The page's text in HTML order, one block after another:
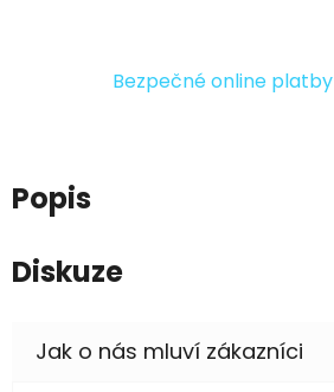
Bezpečné online platby
Popis
Diskuze